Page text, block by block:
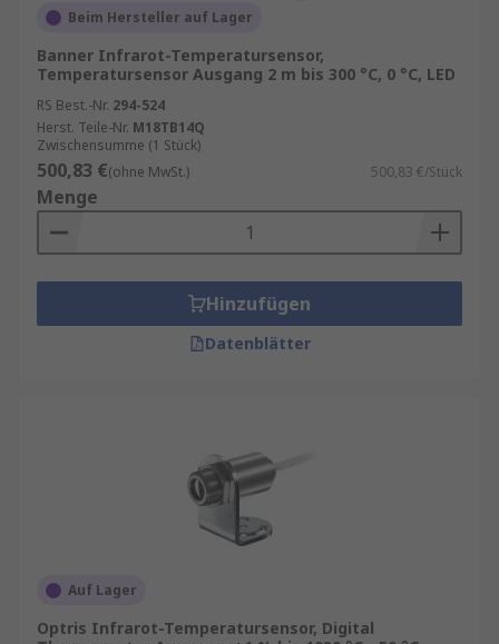
Beim Hersteller auf Lager
Banner Infrarot-Temperatursensor,
Temperatursensor Ausgang 2 m bis 300 °C, 0 °C, LED
RS Best.-Nr. 294-524
Herst. Teile-Nr. M18TB14Q
Zwischensumme (1 Stück)
500,83 €(ohne MwSt.) 500,83 €/Stück
Menge
Hinzufügen
Datenblätter
Auf Lager
Optris Infrarot-Temperatursensor, Digital